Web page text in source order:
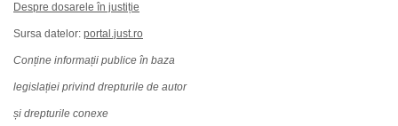
Despre dosarele în justiție
Sursa datelor: portal.just.ro
Conține informații publice în baza
legislației privind drepturile de autor
și drepturile conexe